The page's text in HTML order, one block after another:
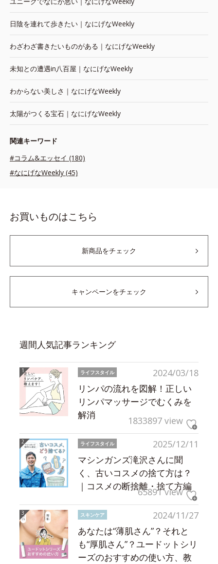
日陰を連れて歩きたい｜なにげなWeekly
わざわざ書きたいものがある｜なにげなWeekly
未知との遭遇in八百屋｜なにげなWeekly
わからない美しさ｜なにげなWeekly
太陽がつくる宝石｜なにげなWeekly
関連キーワード
#コラム&エッセイ (180)
#なにげなWeekly (45)
お買いものはこちら
新商品をチェック
キャンペーンをチェック
週間人気記事ランキング
2024/03/18
ライフスタイル
リンパの流れを図解！正しい
リンパマッサージでむくみを
解消
1833897 view
2025/12/11
ライフスタイル
マシンガンズ滝沢さんに聞
く、古いコスメの捨て方は？
｜コスメの断捨離・捨て方編
65891 view
2024/11/27
スキンケア
あなたは“薄肌さん”？それと
も“厚肌さん”？ユードットシリ
ーズのおすすめの使い方、教